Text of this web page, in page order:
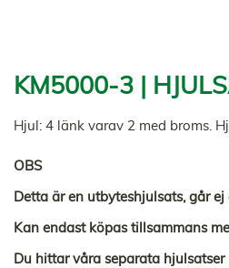
KM5000-3 |
Hjul: 4 länk varav 2 med broms.
OBS
Detta är en utbyteshjulsats, går
Kan endast köpas tillsammans
Du hittar våra separata hjulsatser